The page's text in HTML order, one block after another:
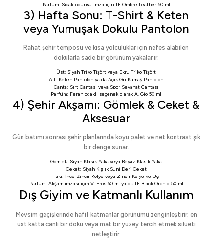
Parfüm: Sıcak-odunsu imza içinTF Ombre Leather 50 ml
3) Hafta Sonu: T-Shirt & Keten
veya Yumuşak Dokulu Pantolon
Rahat şehir temposu ve kısa yolculuklar için nefes alabilen
dokularla sade bir görünüm yakalanır.
Üst: Siyah Triko Tişört veya Ekru Triko Tişört
Alt: Keten Pantolon ya da Açık Gri Kumaş Pantolon
Çanta: Sırt Çantası veya Spor Seyahat Çantası
Parfüm: Ferah odaklı seçenek olarak A. Gio 50 ml
4) Şehir Akşamı: Gömlek & Ceket &
Aksesuar
Gün batımı sonrası şehir planlarında koyu palet ve net kontrast şık
bir denge sunar.
Gömlek: Siyah Klasik Yaka veya Beyaz Klasik Yaka
Ceket: Siyah Kışlık Suni Deri Ceket
Takı: İnce Zincir Kolye veya Zincir Kolye ve Uç
Parfüm: Akşam imzası için V. Eros 50 ml ya daTF Black Orchid 50 ml
Dış Giyim ve Katmanlı Kullanım
Mevsim geçişlerinde hafif katmanlar görünümü zenginleştirir; en
üst katta canlı bir doku veya mat bir yüzey tercih etmek silueti
netleştirir.